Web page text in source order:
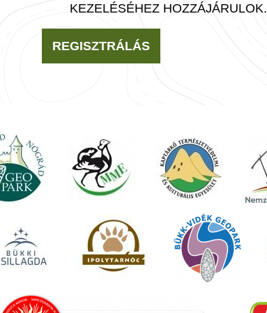
KEZELÉSÉHEZ HOZZÁJÁRULOK.
REGISZTRÁLÁS